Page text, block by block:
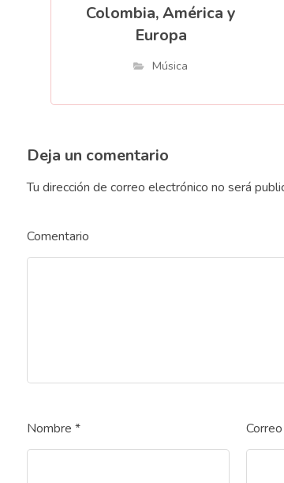
Colombia, América y
Europa
Música
Deja un comentario
Tu dirección de correo electrónico no será
Comentario
Nombre *